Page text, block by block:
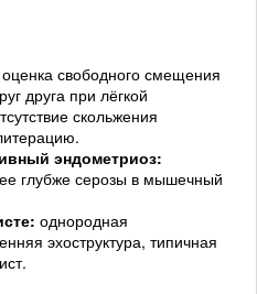
оценка свободного смещения
друга при лёгкой
скольжения
эндометриоз:
глубже серозы в мышечный
однородная
эхоструктура, типичная